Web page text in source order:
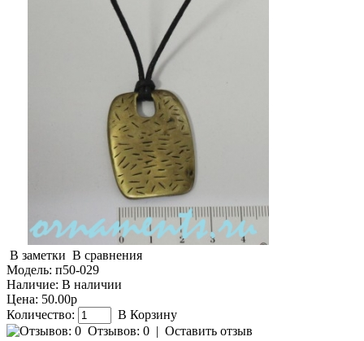
В заметки В сравнения
Модель: п50-029
Наличие: В наличии
Цена: 50.00р
Количество:
В Корзину
Отзывов: 0 | Оставить отзыв